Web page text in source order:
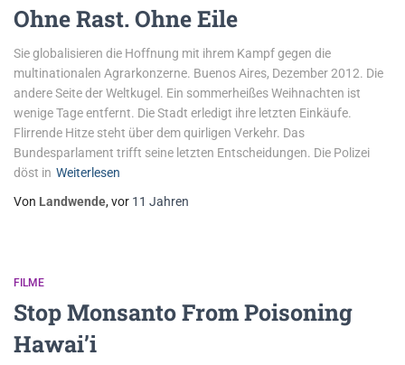
Ohne Rast. Ohne Eile
Sie globalisieren die Hoffnung mit ihrem Kampf gegen die
multinationalen Agrarkonzerne. Buenos Aires, Dezember 2012. Die
andere Seite der Weltkugel. Ein sommerheißes Weihnachten ist
wenige Tage entfernt. Die Stadt erledigt ihre letzten Einkäufe.
Flirrende Hitze steht über dem quirligen Verkehr. Das
Bundesparlament trifft seine letzten Entscheidungen. Die Polizei
döst in Weiterlesen
Von Landwende, vor 11 Jahren
FILME
Stop Monsanto From Poisoning
Hawai’i